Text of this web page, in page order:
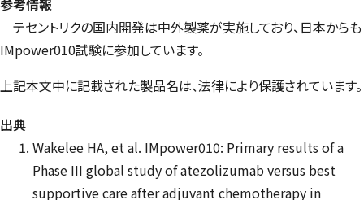
テセントリクの国内開発は中外製薬が実施しており、日本からも
IMpower010試験に参加しています。
上記本文中に記載された製品名は、法律により保護されています。
出典
Wakelee HA, et al. IMpower010: Primary results of a
Phase III global study of atezolizumab versus best
supportive care after adjuvant chemotherapy in